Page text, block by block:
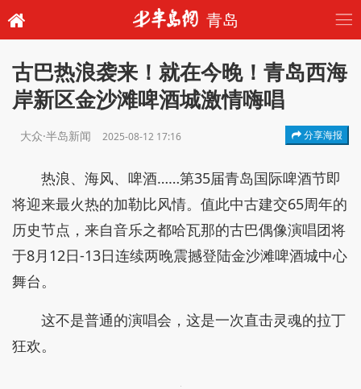
青岛
古巴热浪袭来！就在今晚！青岛西海
岸新区金沙滩啤酒城激情嗨唱
大众·半岛新闻 2025-08-12 17:16 分享海报
热浪、海风、啤酒……第35届青岛国际啤酒节即
将迎来最火热的加勒比风情。值此中古建交65周年的
历史节点，来自音乐之都哈瓦那的古巴偶像演唱团将
于8月12日-13日连续两晚震撼登陆金沙滩啤酒城中心
舞台。
这不是普通的演唱会，这是一次直击灵魂的拉丁
狂欢。